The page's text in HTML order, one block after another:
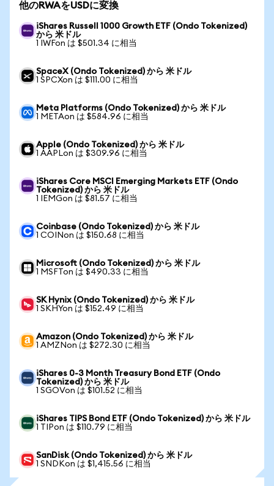
他のRWAをUSDに変換
iShares Russell 1000 Growth ETF (Ondo Tokenized)
から 米ドル
1 IWFon は $501.34 に相当
SpaceX (Ondo Tokenized) から 米ドル
1 SPCXon は $111.00 に相当
Meta Platforms (Ondo Tokenized) から 米ドル
1 METAon は $584.96 に相当
Apple (Ondo Tokenized) から 米ドル
1 AAPLon は $309.96 に相当
iShares Core MSCI Emerging Markets ETF (Ondo
Tokenized) から 米ドル
1 IEMGon は $81.57 に相当
Coinbase (Ondo Tokenized) から 米ドル
1 COINon は $150.68 に相当
Microsoft (Ondo Tokenized) から 米ドル
1 MSFTon は $490.33 に相当
SK Hynix (Ondo Tokenized) から 米ドル
1 SKHYon は $152.49 に相当
Amazon (Ondo Tokenized) から 米ドル
1 AMZNon は $272.30 に相当
iShares 0-3 Month Treasury Bond ETF (Ondo
Tokenized) から 米ドル
1 SGOVon は $101.52 に相当
iShares TIPS Bond ETF (Ondo Tokenized) から 米ドル
1 TIPon は $110.79 に相当
SanDisk (Ondo Tokenized) から 米ドル
1 SNDKon は $1,415.56 に相当